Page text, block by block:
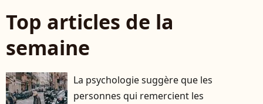
Top articles de la
semaine
La psychologie suggère que les
personnes qui remercient les